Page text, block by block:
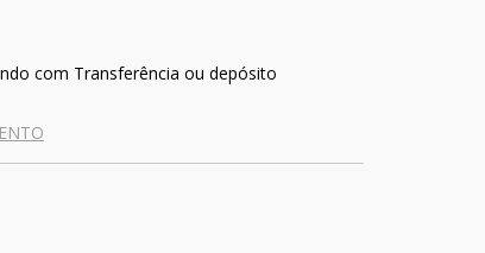
com Transferência ou depósito